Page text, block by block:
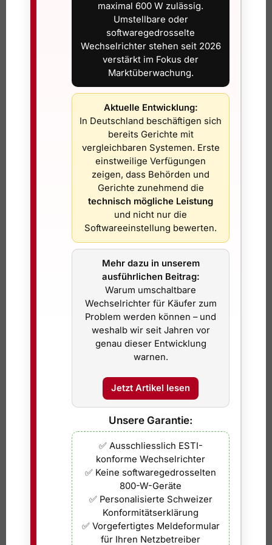
Kundendienst)
Anmeldung
Energie Belp AG
BE (Online-
Formular)
Anmeldung
Plug-&-Play
Anmeldung
(PDF)
SZ (PDF)
Anmeldung inkl.
Weisung (PDF)
(Plug & Play /
Balkon)
Anmeldung Plug
& Play
(Anmeldung
Plug-&-Play)
Online anmelden
UR (PDF)
Meldung Plug &
Play (PDF)
Du findest deinen Netzbetreiber nicht?
Der zuständige Netzbetreiber hängt von deiner
Adresse ab (Gemeinde/Quartier). Falls dein Anbieter
hier fehlt, sende uns kurz den Namen deines
Stromanbieters oder deine Gemeinde – dann ergänzen
Auf Wunsch melden wir Dein bei
uns gekauftes Balkonkraftwerk an. Hierfür verlangen
wir eine Gebühr von 49,- CHF
Links führen auf externe Seiten/Portale der
jeweiligen Netzbetreiber. Inhalte, Formulare und
Anforderungen können sich ändern.
Wir garantieren, dass unsere Anlagen zu 100 % ESTI-
konform sind.
maximal 600 W zulässig.
Umstellbare oder
softwaregedrosselte
Wechselrichter stehen seit 2026
verstärkt im Fokus der
Marktüberwachung.
Aktuelle Entwicklung:
In Deutschland beschäftigen sich
bereits Gerichte mit
vergleichbaren Systemen. Erste
einstweilige Verfügungen
zeigen, dass Behörden und
Gerichte zunehmend die
technisch mögliche Leistung
und nicht nur die
Softwareeinstellung bewerten.
Mehr dazu in unserem
ausführlichen Beitrag:
Warum umschaltbare
Wechselrichter für Käufer zum
Problem werden können – und
weshalb wir seit Jahren vor
genau dieser Entwicklung
warnen.
Jetzt Artikel lesen
Unsere Garantie:
✅ Ausschliesslich ESTI-
konforme Wechselrichter
✅ Keine softwaregedrosselten
800-W-Geräte
✅ Personalisierte Schweizer
Konformitätserklärung
✅ Vorgefertigtes Meldeformular
für Ihren Netzbetreiber